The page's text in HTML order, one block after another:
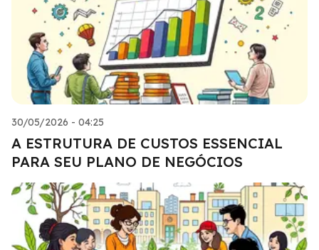
30/05/2026 - 04:25
A ESTRUTURA DE CUSTOS ESSENCIAL
PARA SEU PLANO DE NEGÓCIOS